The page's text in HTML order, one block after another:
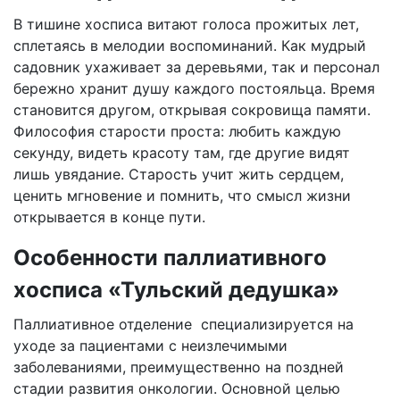
В тишине хосписа витают голоса прожитых лет,
сплетаясь в мелодии воспоминаний. Как мудрый
садовник ухаживает за деревьями, так и персонал
бережно хранит душу каждого постояльца. Время
становится другом, открывая сокровища памяти.
Философия старости проста: любить каждую
секунду, видеть красоту там, где другие видят
лишь увядание. Старость учит жить сердцем,
ценить мгновение и помнить, что смысл жизни
открывается в конце пути.
Особенности паллиативного
хосписа «Тульский дедушка»
Паллиативное отделение специализируется на
уходе за пациентами с неизлечимыми
заболеваниями, преимущественно на поздней
стадии развития онкологии. Основной целью